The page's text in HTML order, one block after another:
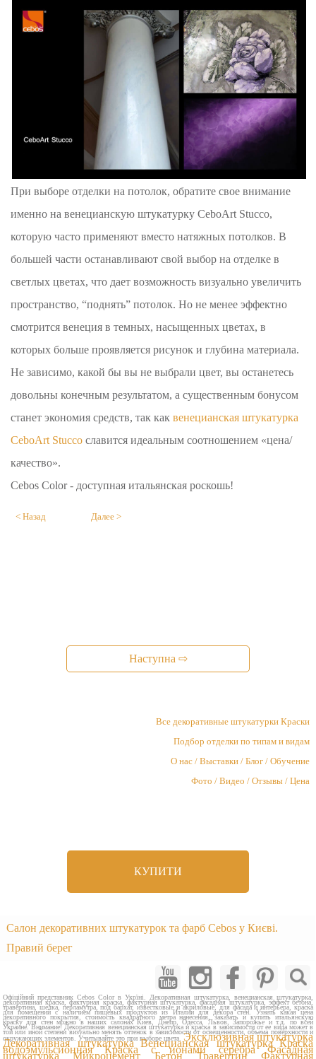
При выборе отделки на потолок, обратите свое внимание
именно на венецианскую штукатурку CeboArt Stucco,
которую часто применяют вместо натяжных потолков. В
большей части останавливают свой выбор на отделке в
светлых цветах, что дает возможность визуально увеличить
пространство, “поднять” потолок. Но не менее эффектно
смотрится венеция в темных, насыщенных цветах, в
которых больше проявляется рисунок и глубина материала.
Не зависимо, какой бы вы не выбрали цвет, вы останетесь
довольны конечным результатом, а существенным бонусом
станет экономия средств, так каквенецианская штукатурка
CeboArt Stucco славится идеальным соотношением «цена/
качество».
Cebos Color - доступная итальянская роскошь!
< Назад Далее >
Наступна ⇨
Все декоративные штукатурки Краски
Подбор отделки по типам и видам
О нас / Выставки / Блог / Обучение
Фото / Видео / Отзывы / Цена
КУПИТИ
Салон декоративних штукатурок та фарб Cebos у Києві.
Правий берег
Офіційний представник Cebos Color в Укрїні. Декоративная штукатурка, венецианская штукатурка,
декоративная краска, фактурная краска, фактурная штукатурка, фасадная штукатурка, эффект бетона,
травертина, шелка, перламутра, под бархат, известковые и акриловые, для фасада и интерьера, краска
для помещений с наличием пищевых продуктов из Италии для декора стен. Узнать какая цена
декоративного покрытия, стоимость квадратного метра нанесения, заказать и купить итальянскую
краску для стен можно в наших салонах Киев, Днепр, Одесса, Львов, Запорожье и т.д. по всей
Украине. Внимание! Декоративная венецианская штукатурка и краска в зависимости от ее вида может в
той или иной степени визуально менять оттенок в зависимости от освещенности, объема поверхности и
окружающих элементов. Учитывайте это при выборе цвета. Эксклюзивная штукатурка
Декоративная штукатурка Венецианская штукатурка Краска
водоэмульсионная Краска с ионами серебра Фасадная
штукатурка Микроцемент Бетон Травертин Фактурная